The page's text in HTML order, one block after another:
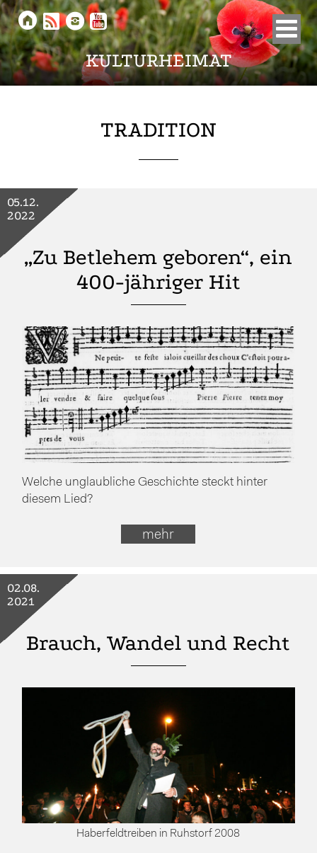
KULTURHEIMAT
    
TRADITION
„Zu Betlehem geboren“, ein
400-jähriger Hit
05.12.
2022
Welche unglaubliche Geschichte steckt hinter
diesem Lied?
mehr
Brauch, Wandel und Recht
02.08.
2021
Haberfeldtreiben in Ruhstorf 2008